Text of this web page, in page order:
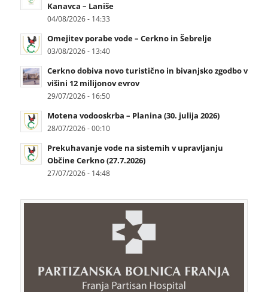
Kanavca – Laniše
04/08/2026 - 14:33
Omejitev porabe vode – Cerkno in Šebrelje
03/08/2026 - 13:40
Cerkno dobiva novo turistično in bivanjsko zgodbo v
višini 12 milijonov evrov
29/07/2026 - 16:50
Motena vodooskrba – Planina (30. julija 2026)
28/07/2026 - 00:10
Prekuhavanje vode na sistemih v upravljanju
Občine Cerkno (27.7.2026)
27/07/2026 - 14:48